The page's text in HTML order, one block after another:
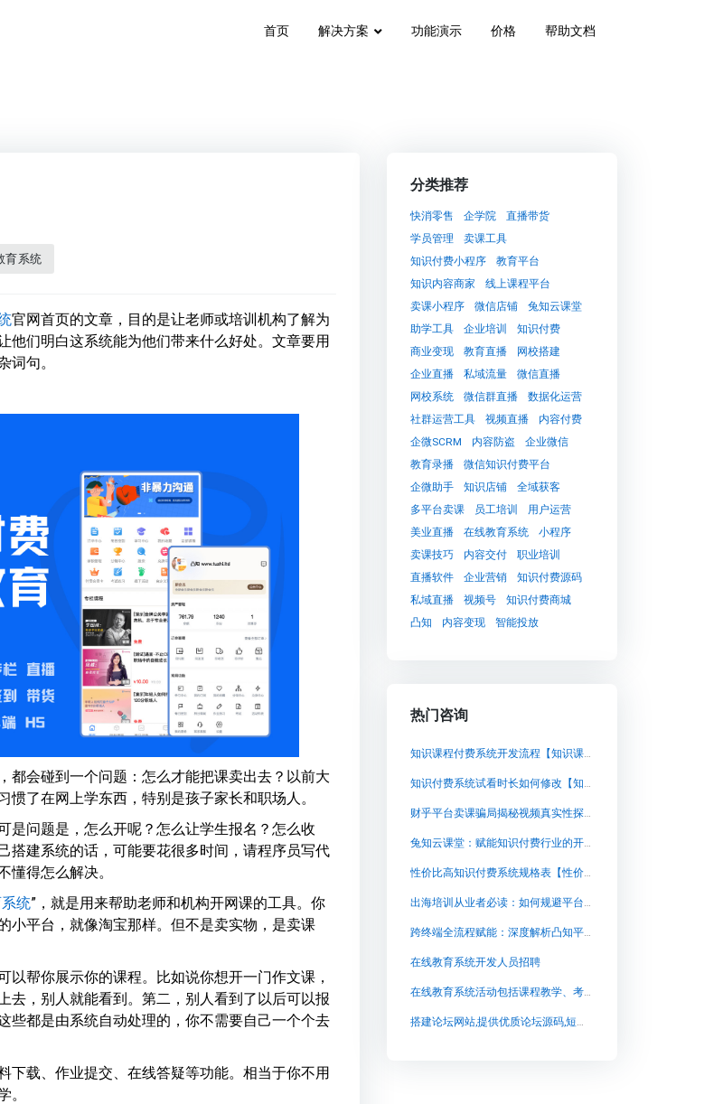
首页 解决方案 功能演示 价格 帮助文档
育系统
官网首页的文章，目的是让老师或培训机构了解为
他们明白这系统能为他们带来什么好处。文章要用
词句。
都会碰到一个问题：怎么才能把课卖出去？以前大
惯了在网上学东西，特别是孩子家长和职场人。
是问题是，怎么开呢？怎么让学生报名？怎么收
搭建系统的话，可能要花很多时间，请程序员写代
懂得怎么解决。
统”，就是用来帮助老师和机构开网课的工具。你
小平台，就像淘宝那样。但不是卖实物，是卖课
以帮你展示你的课程。比如说你想开一门作文课，
去，别人就能看到。第二，别人看到了以后可以报
些都是由系统自动处理的，你不需要自己一个个去
下载、作业提交、在线答疑等功能。相当于你不用
。
分类推荐
快消零售 企学院
直播带货
学员管理
卖课工具
知识付费小程序
教育平台
知识内容商家
线上课程平台
卖课小程序
微信店铺
兔知云课堂
助学工具
企业培训
知识付费
商业变现
教育直播
网校搭建
企业直播
私域流量
微信直播
网校系统
微信群直播
数据化运营
社群运营工具
视频直播
内容付费
企微SCRM
内容防盗
企业微信
教育录播
微信知识付费平台
企微助手
知识店铺
全域获客
多平台卖课
员工培训
用户运营
美业直播
在线教育系统
小程序
卖课技巧
内容交付
职业培训
直播软件
企业营销
知识付费源码
私域直播
视频号
知识付费商城
凸知
内容变现 智能投放
热门咨询
知识课程付费系统开发流程【知识课程付费系统开发流程知识付费系统系统怎么制作，知识付费系统搭建使用教程】
知识付费系统试看时长如何修改【知识付费系统试看时长如何修改知识付费系统系统怎么制作，知识付费系统搭建使用教程】
财乎平台卖课骗局揭秘视频真实性探讨
兔知云课堂：赋能知识付费行业的开源之光
性价比高知识付费系统规格表【性价比高知识付费系统规格表知识付费系统系统怎么制作，知识付费系统搭建使用教程】
出海培训从业者必读：如何规避平台规则风险，实现稳定的课程交付与私域卖课
跨终端全流程赋能：深度解析凸知平台如何打造无缝知识变现体验
在线教育系统开发人员招聘
在线教育系统活动包括课程教学、考试管理及互动交流等
搭建论坛网站,提供优质论坛源码,短说社区论坛系统【搭建论坛网站,提供优质论坛源码,短说社区论坛系统知识付费系统系统怎么制作，知识付费系统搭建使用教程】